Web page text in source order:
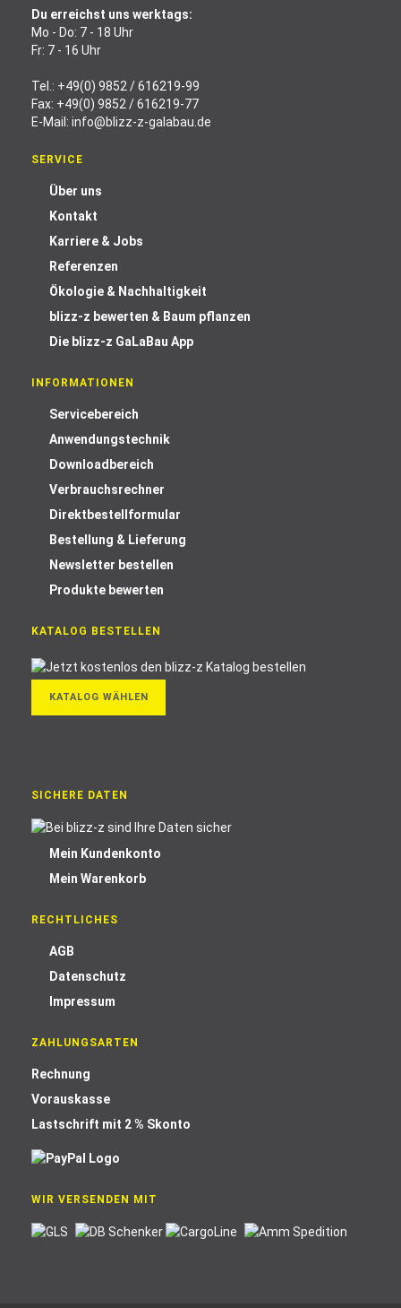
Du erreichst uns werktags:
Mo - Do: 7 - 18 Uhr
Fr: 7 - 16 Uhr
Tel.: +49(0) 9852 / 616219-99
Fax: +49(0) 9852 / 616219-77
E-Mail: info@blizz-z-galabau.de
SERVICE
Über uns
Kontakt
Karriere & Jobs
Referenzen
Ökologie & Nachhaltigkeit
blizz-z bewerten & Baum pflanzen
Die blizz-z GaLaBau App
INFORMATIONEN
Servicebereich
Anwendungstechnik
Downloadbereich
Verbrauchsrechner
Direktbestellformular
Bestellung & Lieferung
Newsletter bestellen
Produkte bewerten
KATALOG BESTELLEN
KATALOG WÄHLEN
SICHERE DATEN
Mein Kundenkonto
Mein Warenkorb
RECHTLICHES
AGB
Datenschutz
Impressum
ZAHLUNGSARTEN
Rechnung
Vorauskasse
Lastschrift mit 2 % Skonto
WIR VERSENDEN MIT